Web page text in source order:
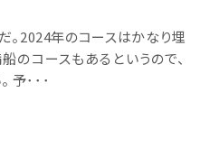
。2024年のコースはかなり埋
のコースもあるというので、
予･･･